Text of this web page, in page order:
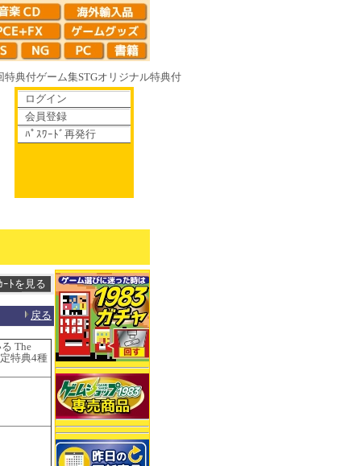
特典付ゲーム集STGオリジナル特典付
ログイン
会員登録
ﾊﾟｽﾜｰﾄﾞ再発行
戻る
The
特典4種